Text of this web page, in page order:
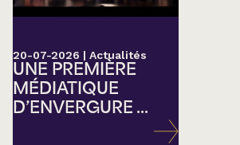
20-07-2026 | Actualités
UNE PREMIÈRE
MÉDIATIQUE
D’ENVERGURE ...